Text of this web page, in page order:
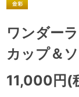
ワンダー
カップ＆
11,000円(